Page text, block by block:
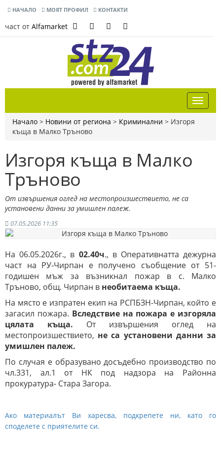
НАЧАЛО МОЯТ ПРОФИЛ КОНТАКТИ
част от Alfamarket
Начало > Новини от региона > Криминални > Изгоря
къща в Малко Тръново
Изгоря къща в Малко
Тръново
От извършения оглед на местопроизшествието, не са
установени данни за умишлен палеж.
07.05.2026 11:35
На 06.05.2026г., в 02.40ч., в Оперативнатта дежурна
част на РУ-Чирпан e получено съобщение от 51-
годишен мъж за възникнал пожар в с. Малко
Тръново, общ. Чирпан в необитаема къща.
На място е изпратен екип на РСПБЗН-Чирпан, който е
загасил пожара. Вследствие на пожара е изгоряла
цялата къща. От извършения оглед на
местопроизшествието, не са установени данни за
умишлен палеж.
По случая е образувано досъдебно производство по
чл.331, ал.1 от НК под надзора на Районна
прокуратура- Стара Загора.
Ако материалът Ви харесва, подкрепете ни, като го
споделете с приятелите си.